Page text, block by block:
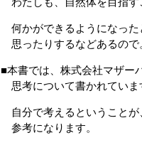
何かができるようになった
思ったりするなどあるので
■本書では、株式会社マザー
思考について書かれていま
自分で考えるということが
参考になります。